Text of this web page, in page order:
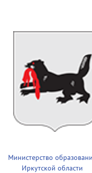
Министерство
Иркутской области